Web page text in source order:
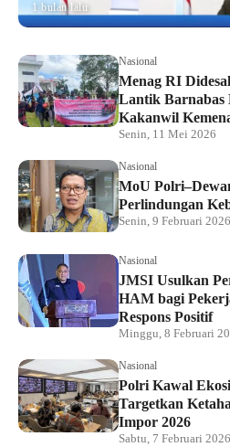
1 bulan lalu
Nasional
Menag RI
Lantik Barnabas
Kakanwil
Senin, 11 Mei 2026
Nasional
MoU
Perlindungan
Senin, 9 Februari 2026
Nasional
JMSI Usulkan
HAM bagi
Respons Positif
Minggu, 8 Februari
Nasional
Polri Kawal
Targetkan
Impor 2026
Sabtu, 7 Februari 2026